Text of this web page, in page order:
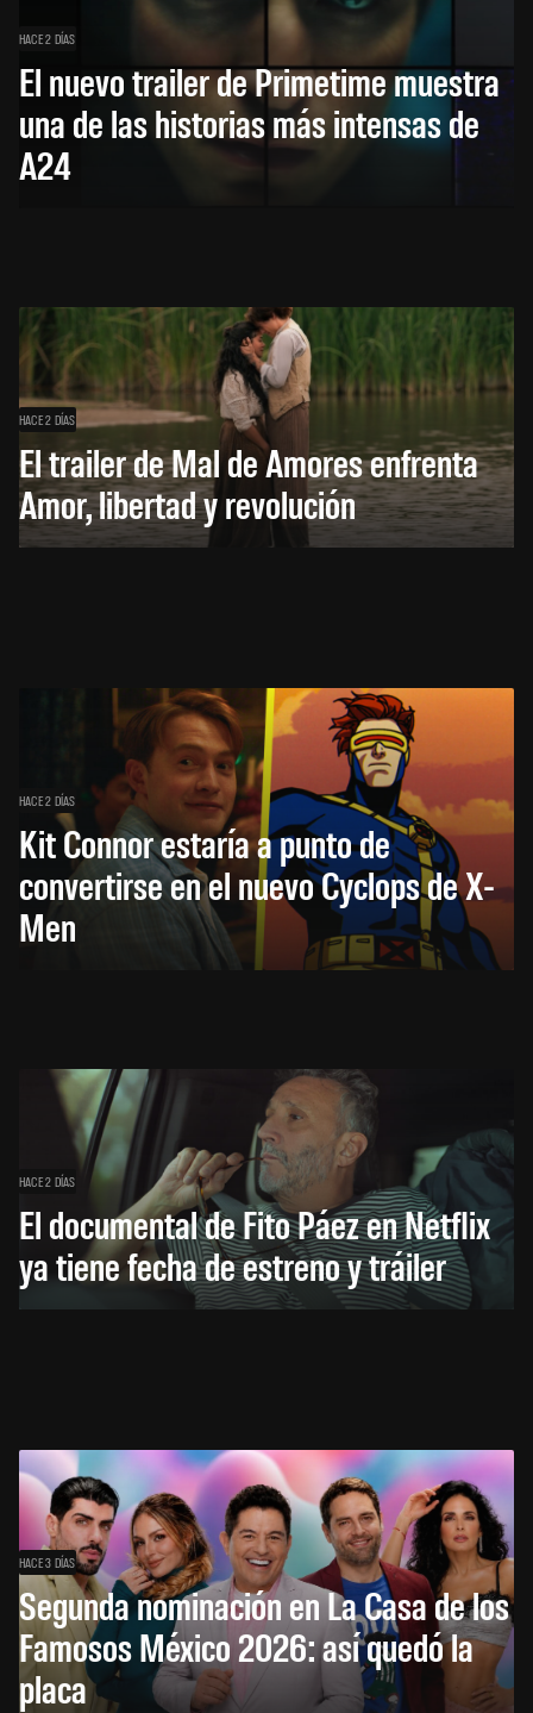
HACE 2 DÍAS
El nuevo trailer de Primetime muestra
una de las historias más intensas de
A24
HACE 2 DÍAS
El trailer de Mal de Amores enfrenta
Amor, libertad y revolución
HACE 2 DÍAS
Kit Connor estaría a punto de
convertirse en el nuevo Cyclops de X-
Men
HACE 2 DÍAS
El documental de Fito Páez en Netflix
ya tiene fecha de estreno y tráiler
HACE 3 DÍAS
Segunda nominación en La Casa de los
Famosos México 2026: así quedó la
placa